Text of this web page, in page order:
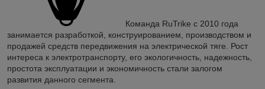
Команда RuTrike с 2010 года
занимается разработкой, конструированием, производством и
продажей средств передвижения на электрической тяге. Рост
интереса к электротранспорту, его экологичность, надежность,
простота эксплуатации и экономичность стали залогом
развития данного сегмента.